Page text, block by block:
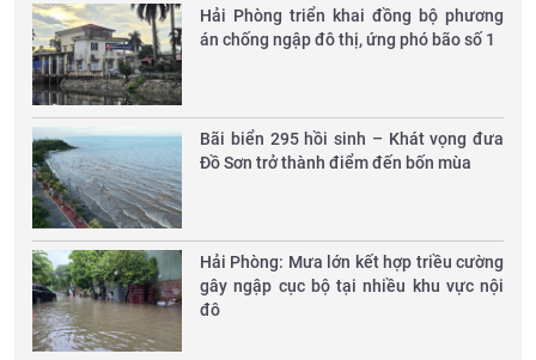
Hải Phòng triển khai đồng bộ phương
án chống ngập đô thị, ứng phó bão số 1
Bãi biển 295 hồi sinh – Khát vọng đưa
Đồ Sơn trở thành điểm đến bốn mùa
Hải Phòng: Mưa lớn kết hợp triều cường
gây ngập cục bộ tại nhiều khu vực nội
đô